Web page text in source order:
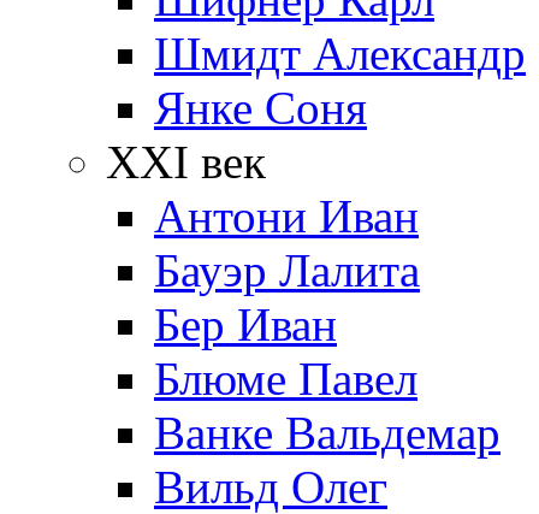
Шмидт Александр
Янке Соня
XXI век
Антони Иван
Бауэр Лалита
Бер Иван
Блюме Павел
Ванке Вальдемар
Вильд Олег